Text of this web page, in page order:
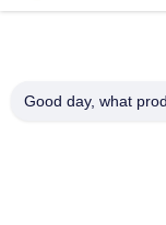
Liens Rapides
Vidéos
Good day, what